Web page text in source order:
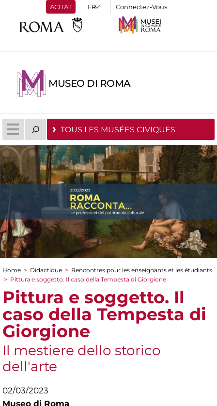
ACHAT Connectez-Vous
MUSEO DI ROMA
TOUS LES MUSÉES CIVIQUES
You are here
Home > Didactique > Rencontres pour les enseignants et les étudiants
> Pittura e soggetto. Il caso della Tempesta di Giorgione
Pittura e soggetto. Il
caso della Tempesta di
Giorgione
Il mestiere dello storico
dell'arte
02/03/2023
Museo di Roma